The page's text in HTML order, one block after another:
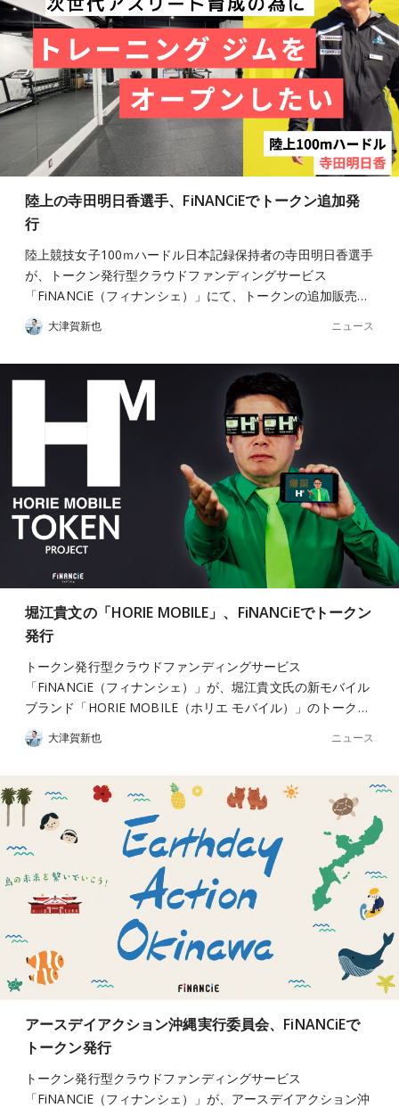
陸上の寺田明日香選手、FiNANCiEでトークン追加発
行
陸上競技女子100ｍハードル日本記録保持者の寺田明日香選手
が、トークン発行型クラウドファンディングサービス
「FiNANCiE（フィナンシェ）」にて、トークンの追加販売…
大津賀新也 ニュース
堀江貴文の「HORIE MOBILE」、FiNANCiEでトークン
発行
トークン発行型クラウドファンディングサービス
「FiNANCiE（フィナンシェ）」が、堀江貴文氏の新モバイル
ブランド「HORIE MOBILE（ホリエ モバイル）」のトーク…
大津賀新也 ニュース
アースデイアクション沖縄実行委員会、FiNANCiEで
トークン発行
トークン発行型クラウドファンディングサービス
「FiNANCiE（フィナンシェ）」が、アースデイアクション沖